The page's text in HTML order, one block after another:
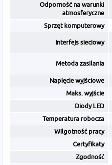
Odporność na warunki
atmosferyczne
Sprzęt komputerowy
Interfejs sieciowy
Metoda zasilania
Napięcie wyjściowe
Maks. wyjście
Diody LED
Temperatura robocza
Wilgotność pracy
Certyfikaty
Zgodność